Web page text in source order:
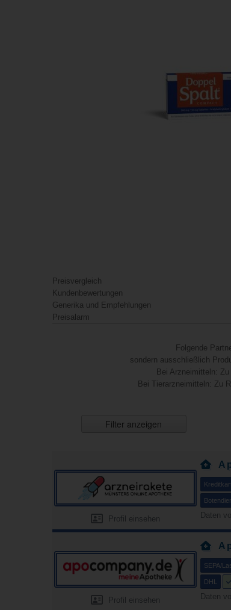
Preisvergleich
Kundenbewertungen
Generika und Empfehlungen
Preisalarm
Folgende
sondern ausschließlich
Bei Arzneimitteln:
Bei Tierarzneimitteln: Zu
Filter anzeigen
Profil einsehen Daten
Profil einsehen
SEPA/
DHL
Daten